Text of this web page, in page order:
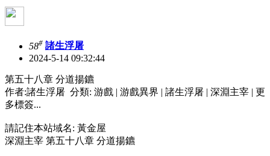
58# 諸生浮屠
2024-5-14 09:32:44
第五十八章 分道揚鑣
作者:諸生浮屠 分類: 游戲 | 游戲異界 | 諸生浮屠 | 深淵主宰 | 更
多標簽...
請記住本站域名: 黃金屋
深淵主宰 第五十八章 分道揚鑣